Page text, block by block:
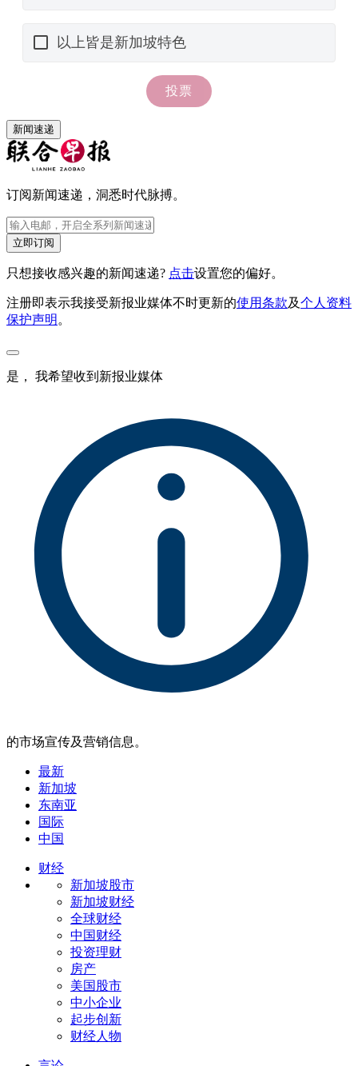
新闻速递
订阅新闻速递，洞悉时代脉搏。
立即订阅
只想接收感兴趣的新闻速递? 点击设置您的偏好。
注册即表示我接受新报业媒体不时更新的使用条款及个人资料
保护声明 。
是， 我希望收到新报业媒体
的市场宣传及营销信息。
最新
新加坡
东南亚
国际
中国
财经
新加坡股市
新加坡财经
全球财经
中国财经
投资理财
房产
美国股市
中小企业
起步创新
财经人物